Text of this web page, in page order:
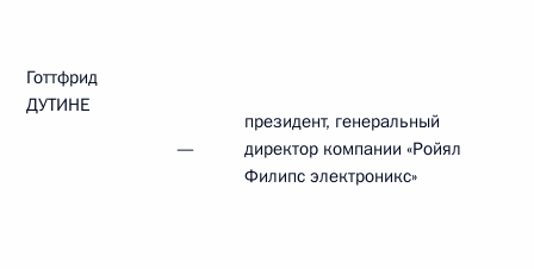
Готтфрид
ДУТИНЕ
—
президент, генеральный
директор компании «Ройял
Филипс электроникс»